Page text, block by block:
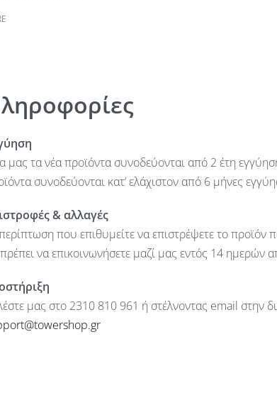
μας τα νέα προϊόντα συνοδεύονται από 2 έτη
συνοδεύονται κατ’ ελάχιστον από 6 μήνες
& αλλαγές
που επιθυμείτε να επιστρέψετε το προϊόν
να επικοινωνήσετε μαζί μας εντός 14 ημερών
μας στο 2310 810 961 ή στέλνοντας email στην